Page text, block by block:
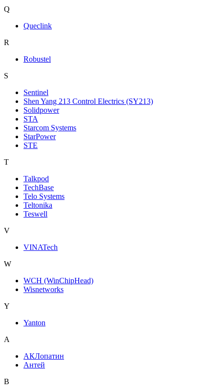
Q
Queclink
R
Robustel
S
Sentinel
Shen Yang 213 Control Electrics (SY213)
Solidpower
STA
Starcom Systems
StarPower
STE
T
Talkpod
TechBase
Telo Systems
Teltonika
Teswell
V
VINATech
W
WCH (WinChipHead)
Wisnetworks
Y
Yanton
А
АКЛопатин
Антей
В